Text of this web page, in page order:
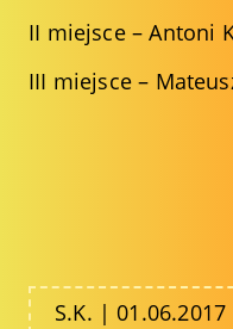
II miejsce – Antoni
III miejsce –
S.K. | 01.06.2017